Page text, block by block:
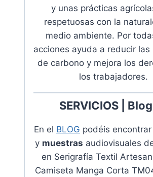
y unas prácticas
respetuosas con la
medio ambiente. Por
acciones ayuda a reducir las
de carbono y mejora los
los trabajadores.
SERVICIOS | Blog
En el BLOG podéis encontrar
y muestras audiovisuales
en Serigrafía Textil
Camiseta Manga Corta